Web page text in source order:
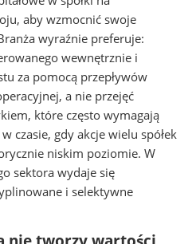
aby wzmocnić swoje
wyraźnie preferuje:
wewnętrznie i
za pomocą przepływów
a nie przejęć
które często wymagają
czasie, gdy akcje wielu spółek
niskim poziomie. W
sektora wydaje się
i selektywne